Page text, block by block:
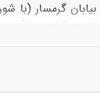
به شوری و